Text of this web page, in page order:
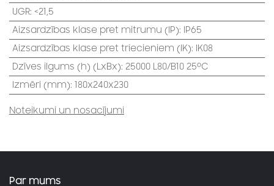
UGR: <21,5
Aizsardzības klase pret mitrumu (IP): IP65
Aizsardzības klase pret triecieniem (IK): IK08
Dzīves ilgums (h) (LxBx): 25000 L80/B10 25⁰C
Izmēri (mm): 180x240x230
Noteikumi un nosacījumi
Par mums